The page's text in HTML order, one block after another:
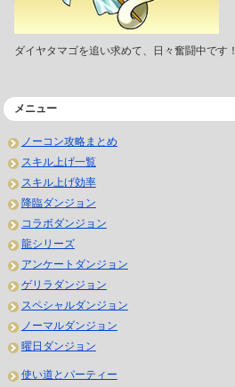
ダイヤタマゴを追い求めて、日々奮闘中です！
メニュー
ノーコン攻略まとめ
スキル上げ一覧
スキル上げ効率
降臨ダンジョン
コラボダンジョン
龍シリーズ
アンケートダンジョン
ゲリラダンジョン
スペシャルダンジョン
ノーマルダンジョン
曜日ダンジョン
使い道とパーティー